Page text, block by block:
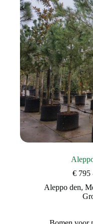
€795
Aleppo den,